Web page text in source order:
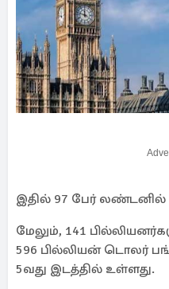
இதில் 97 பேர் லண்டனில்
மேலும், 141
596 பில்லியன் டொலர்
5வது இடத்தில் உள்ளது.